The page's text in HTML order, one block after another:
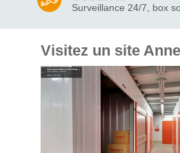
Surveillance 24/7, box
Visitez un site